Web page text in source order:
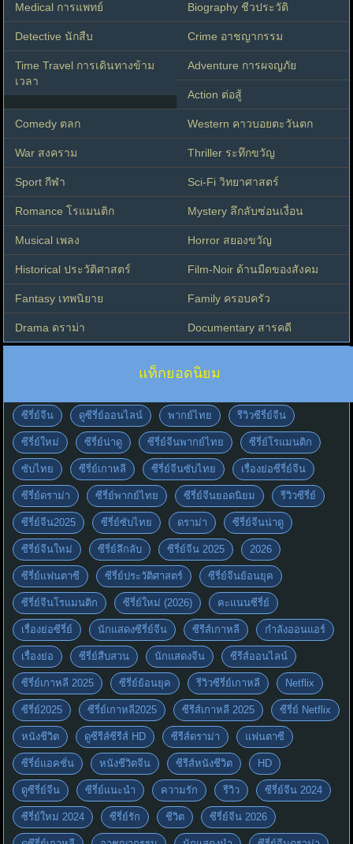
Medical การแพทย์ Biography ชีวประวัติ
Detective นักสืบ Crime อาชญากรรม
Time Travel การเดินทางข้าม
เวลา
Adventure การผจญภัย
Action ต่อสู้
Comedy ตลก Western คาวบอยตะวันตก
War สงคราม Thriller ระทึกขวัญ
Sport กีฬา Sci-Fi วิทยาศาสตร์
Romance โรแมนติก Mystery ลึกลับซ่อนเงื่อน
Musical เพลง Horror สยองขวัญ
Historical ประวัติศาสตร์ Film-Noir ด้านมืดของสังคม
Fantasy เทพนิยาย Family ครอบครัว
Drama ดราม่า Documentary สารคดี
แท็กยอดนิยม
ซีรี่ย์จีน ดูซีรี่ย์ออนไลน์ พากย์ไทย รีวิวซีรี่ย์จีน
ซีรี่ย์ใหม่ ซีรี่ย์น่าดู ซีรี่ย์จีนพากย์ไทย ซีรี่ย์โรแมนติก
ซับไทย ซีรี่ย์เกาหลี ซีรี่ย์จีนซับไทย เรื่องย่อซีรี่ย์จีน
ซีรี่ย์ดราม่า ซีรี่ย์พากย์ไทย ซีรี่ย์จีนยอดนิยม รีวิวซีรี่ย์
ซีรี่ย์จีน2025 ซีรี่ย์ซับไทย ดราม่า ซีรี่ย์จีนน่าดู
ซีรี่ย์จีนใหม่ ซีรี่ย์ลึกลับ ซีรี่ย์จีน 2025 2026
ซีรี่ย์แฟนตาซี ซีรี่ย์ประวัติศาสตร์ ซีรี่ย์จีนย้อนยุค
ซีรี่ย์จีนโรแมนติก ซีรี่ย์ใหม่ (2026) คะแนนซีรี่ย์
เรื่องย่อซีรี่ย์ นักแสดงซีรี่ย์จีน ซีรีส์เกาหลี กำลังออนแอร์
เรื่องย่อ ซีรี่ย์สืบสวน นักแสดงจีน ซีรีส์ออนไลน์
ซีรี่ย์เกาหลี 2025 ซีรี่ย์ย้อนยุค รีวิวซีรี่ย์เกาหลี Netflix
ซีรี่ย์2025 ซีรี่ย์เกาหลี2025 ซีรีส์เกาหลี 2025 ซีรี่ย์ Netflix
หนังชีวิต ดูซีรีส์ซีรีส์ HD ซีรีส์ดราม่า แฟนตาซี
ซีรี่ย์แอคชั่น หนังชีวิตจีน ซีรีส์หนังชีวิต HD
ดูซีรี่ย์จีน ซีรี่ย์แนะนำ ความรัก รีวิว ซีรี่ย์จีน 2024
ซีรี่ย์ใหม่ 2024 ซีรี่ย์รัก ชีวิต ซีรี่ย์จีน 2026